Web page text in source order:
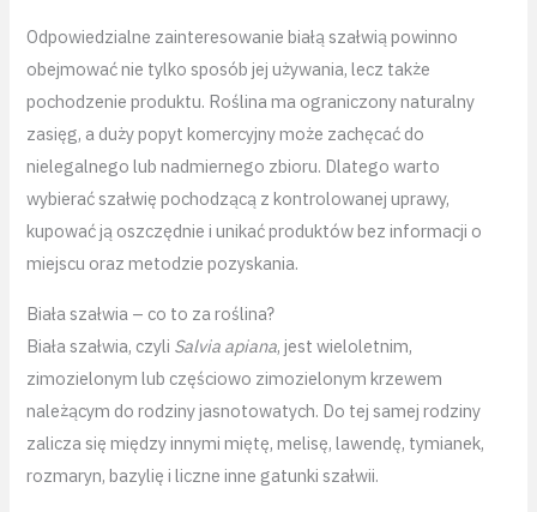
Odpowiedzialne zainteresowanie białą szałwią powinno
obejmować nie tylko sposób jej używania, lecz także
pochodzenie produktu. Roślina ma ograniczony naturalny
zasięg, a duży popyt komercyjny może zachęcać do
nielegalnego lub nadmiernego zbioru. Dlatego warto
wybierać szałwię pochodzącą z kontrolowanej uprawy,
kupować ją oszczędnie i unikać produktów bez informacji o
miejscu oraz metodzie pozyskania.
Biała szałwia – co to za roślina?
Biała szałwia, czyli Salvia apiana, jest wieloletnim,
zimozielonym lub częściowo zimozielonym krzewem
należącym do rodziny jasnotowatych. Do tej samej rodziny
zalicza się między innymi miętę, melisę, lawendę, tymianek,
rozmaryn, bazylię i liczne inne gatunki szałwii.